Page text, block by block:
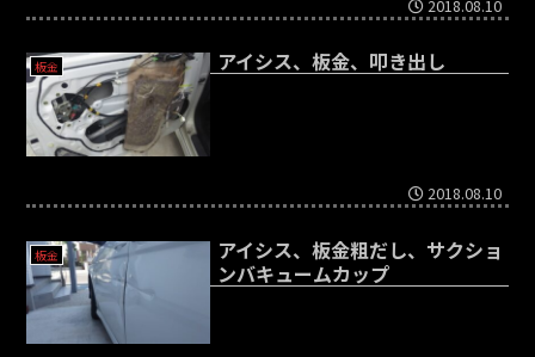
2018.08.10
板金 アイシス、板金、叩き出し
2018.08.10
板金
アイシス、板金粗だし、サクショ
ンバキュームカップ